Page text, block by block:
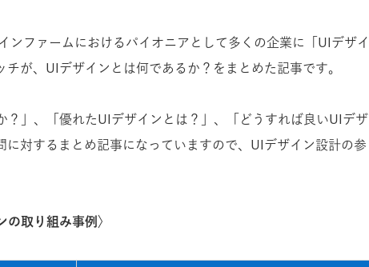
ンファームにおけるパイオニアとして多くの企業に「UIデザイ
が、UIデザインとは何であるか？をまとめた記事です。
？」、「優れたUIデザインとは？」、「どうすれば良いUIデザ
に対するまとめ記事になっていますので、UIデザイン設計の参
の取り組み事例〉